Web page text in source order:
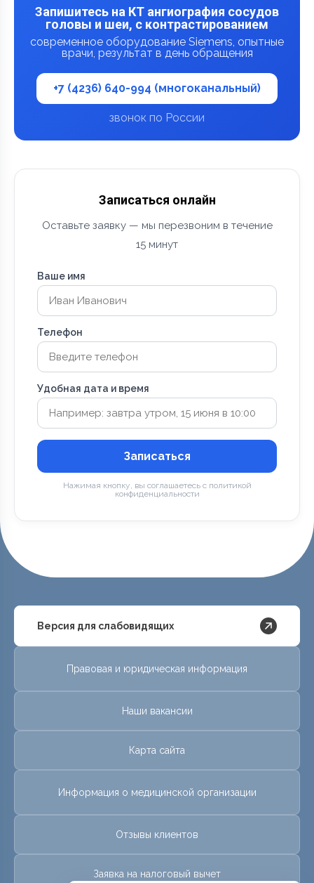
Запишитесь на КТ ангиография сосудов
головы и шеи, с контрастированием
современное оборудование Siemens, опытные
врачи, результат в день обращения
+7 (4236) 640-994 (многоканальный)
звонок по России
Записаться онлайн
Оставьте заявку — мы перезвоним в течение
15 минут
Ваше имя
Телефон
Удобная дата и время
Записаться
Нажимая кнопку, вы соглашаетесь с политикой
конфиденциальности
Версия для слабовидящих
Правовая и юридическая информация
Наши вакансии
Карта сайта
Информация о медицинской организации
Отзывы клиентов
Заявка на налоговый вычет